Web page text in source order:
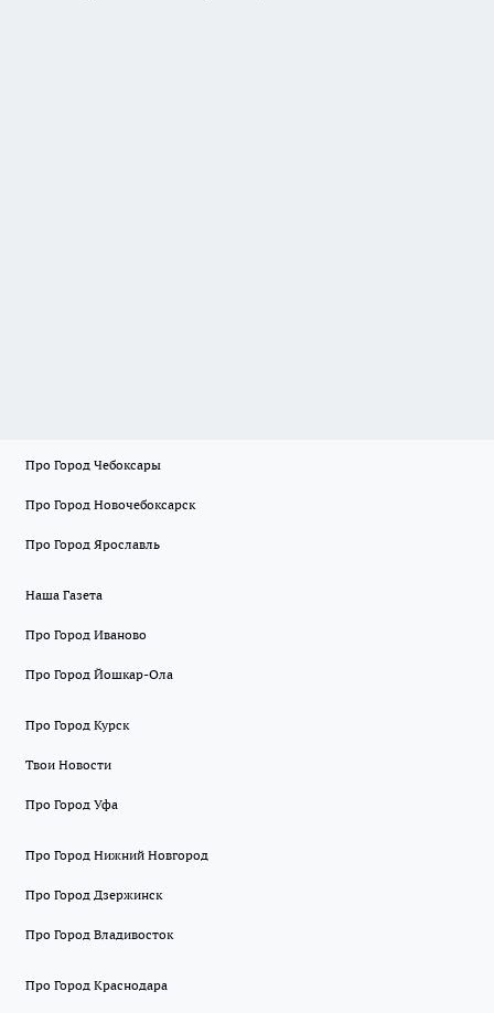
Про Город Чебоксары
Про Город Новочебоксарск
Про Город Ярославль
Наша Газета
Про Город Иваново
Про Город Йошкар-Ола
Про Город Курск
Твои Новости
Про Город Уфа
Про Город Нижний Новгород
Про Город Дзержинск
Про Город Владивосток
Про Город Краснодара